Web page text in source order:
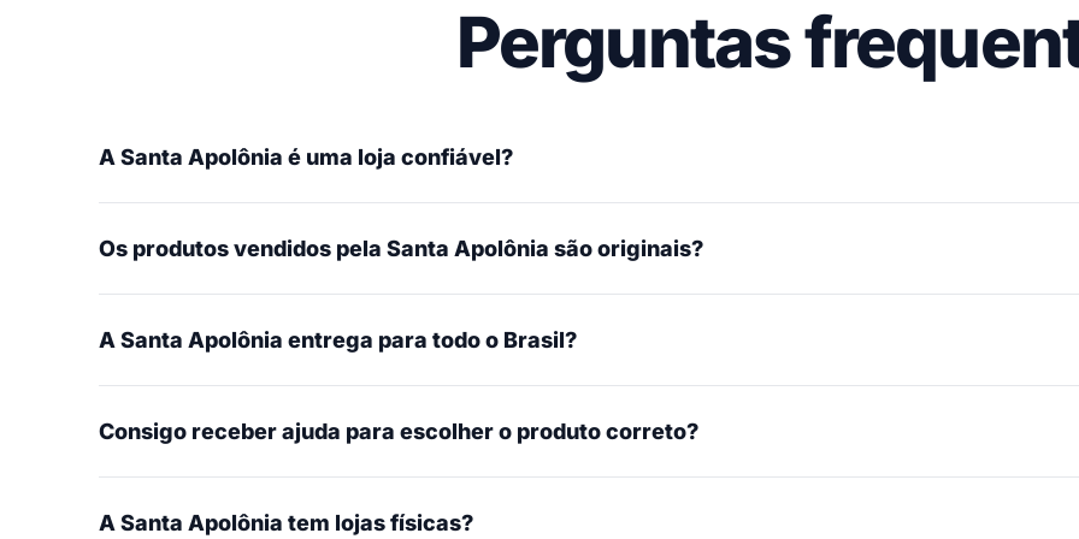
Perguntas
A Santa Apolônia é uma loja confiável?
Os produtos vendidos pela Santa Apolônia são originais?
A Santa Apolônia entrega para todo o Brasil?
Consigo receber ajuda para escolher o produto correto?
A Santa Apolônia tem lojas físicas?